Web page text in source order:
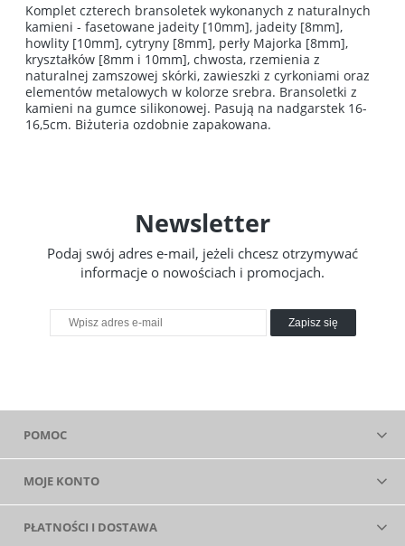
Komplet czterech bransoletek wykonanych z naturalnych
kamieni - fasetowane jadeity [10mm], jadeity [8mm],
howlity [10mm], cytryny [8mm], perły Majorka [8mm],
kryształków [8mm i 10mm], chwosta, rzemienia z
naturalnej zamszowej skórki, zawieszki z cyrkoniami oraz
elementów metalowych w kolorze srebra. Bransoletki z
kamieni na gumce silikonowej. Pasują na nadgarstek 16-
16,5cm. Biżuteria ozdobnie zapakowana.
Newsletter
Podaj swój adres e-mail, jeżeli chcesz otrzymywać
informacje o nowościach i promocjach.
Zapisz się
POMOC
MOJE KONTO
PŁATNOŚCI I DOSTAWA